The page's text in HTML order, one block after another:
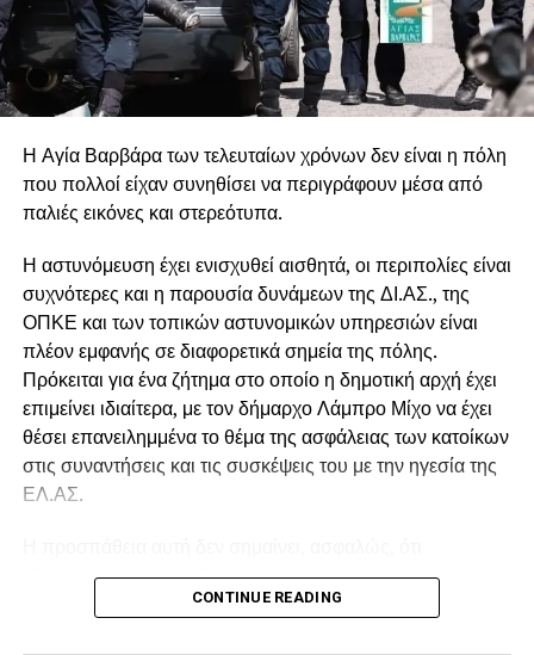
Η Αγία Βαρβάρα των τελευταίων χρόνων δεν είναι η πόλη
που πολλοί είχαν συνηθίσει να περιγράφουν μέσα από
παλιές εικόνες και στερεότυπα.
Η αστυνόμευση έχει ενισχυθεί αισθητά, οι περιπολίες είναι
συχνότερες και η παρουσία δυνάμεων της ΔΙ.ΑΣ., της
ΟΠΚΕ και των τοπικών αστυνομικών υπηρεσιών είναι
πλέον εμφανής σε διαφορετικά σημεία της πόλης.
Πρόκειται για ένα ζήτημα στο οποίο η δημοτική αρχή έχει
επιμείνει ιδιαίτερα, με τον δήμαρχο Λάμπρο Μίχο να έχει
θέσει επανειλημμένα το θέμα της ασφάλειας των κατοίκων
στις συναντήσεις και τις συσκέψεις του με την ηγεσία της
ΕΛ.ΑΣ.
εξαφανίστηκε η παραβατικότητα.
CONTINUE READING